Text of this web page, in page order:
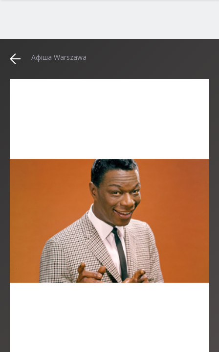
Афіша Warszawa